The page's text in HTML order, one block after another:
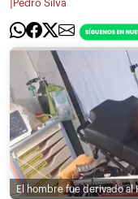
Pedro Silva
El hombre fue derivado al